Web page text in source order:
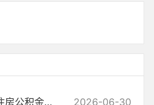
关于开展2026年度住房公积金缴存基数核定工作的通知 2026-06-30